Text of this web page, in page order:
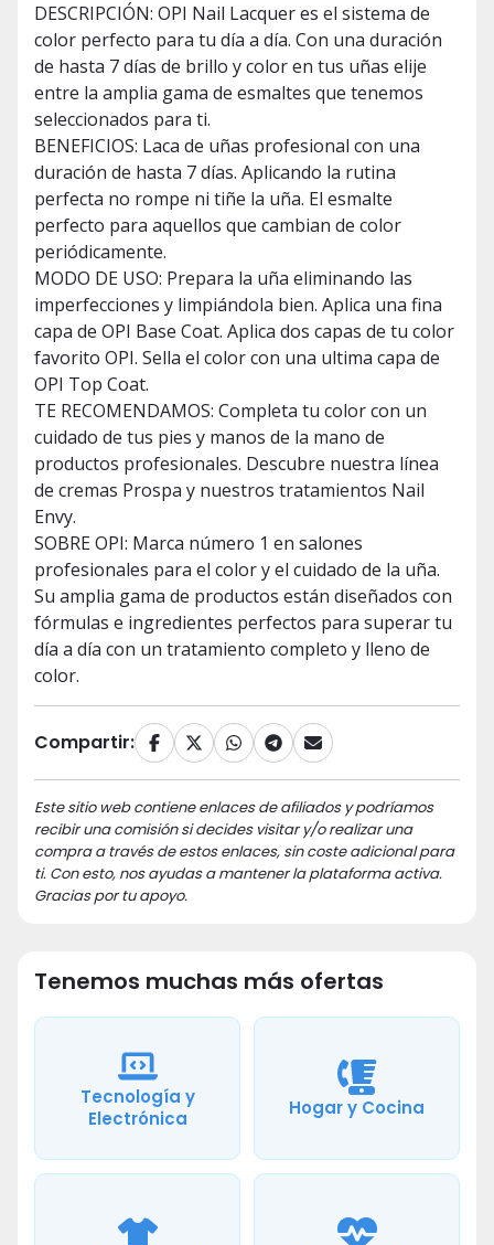
DESCRIPCIÓN: OPI Nail Lacquer es el sistema de
color perfecto para tu día a día. Con una duración
de hasta 7 días de brillo y color en tus uñas elije
entre la amplia gama de esmaltes que tenemos
seleccionados para ti.
BENEFICIOS: Laca de uñas profesional con una
duración de hasta 7 días. Aplicando la rutina
perfecta no rompe ni tiñe la uña. El esmalte
perfecto para aquellos que cambian de color
periódicamente.
MODO DE USO: Prepara la uña eliminando las
imperfecciones y limpiándola bien. Aplica una fina
capa de OPI Base Coat. Aplica dos capas de tu color
favorito OPI. Sella el color con una ultima capa de
OPI Top Coat.
TE RECOMENDAMOS: Completa tu color con un
cuidado de tus pies y manos de la mano de
productos profesionales. Descubre nuestra línea
de cremas Prospa y nuestros tratamientos Nail
Envy.
SOBRE OPI: Marca número 1 en salones
profesionales para el color y el cuidado de la uña.
Su amplia gama de productos están diseñados con
fórmulas e ingredientes perfectos para superar tu
día a día con un tratamiento completo y lleno de
color.
Compartir:
Este sitio web contiene enlaces de afiliados y podríamos
recibir una comisión si decides visitar y/o realizar una
compra a través de estos enlaces, sin coste adicional para
ti. Con esto, nos ayudas a mantener la plataforma activa.
Gracias por tu apoyo.
Tenemos muchas más ofertas
Tecnología y
Electrónica
Hogar y Cocina